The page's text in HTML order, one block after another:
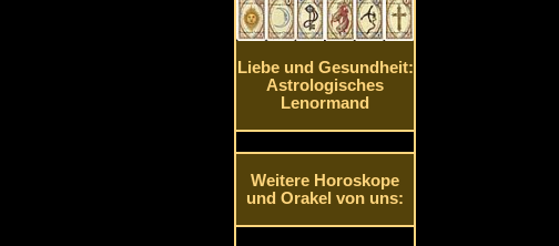
Liebe und Gesundheit:
Astrologisches
Lenormand
Weitere Horoskope
und Orakel von uns: